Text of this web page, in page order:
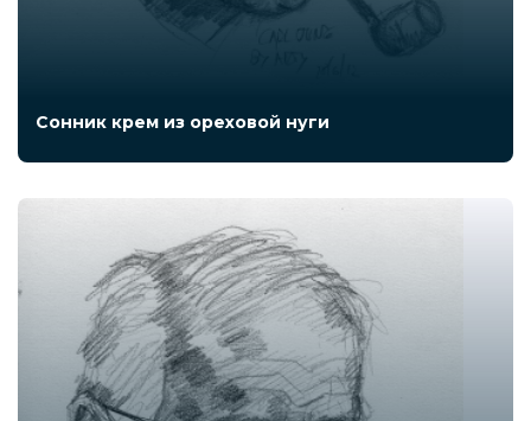
Сонник крем из ореховой нуги